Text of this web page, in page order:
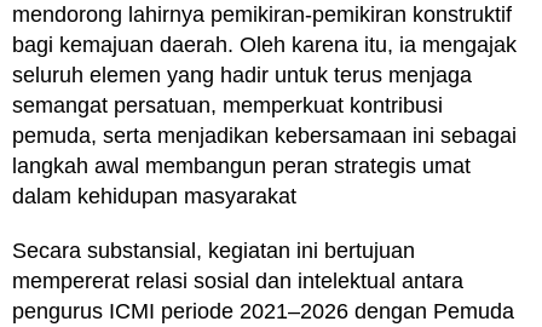
mendorong lahirnya pemikiran-pemikiran konstruktif
bagi kemajuan daerah. Oleh karena itu, ia mengajak
seluruh elemen yang hadir untuk terus menjaga
semangat persatuan, memperkuat kontribusi
pemuda, serta menjadikan kebersamaan ini sebagai
langkah awal membangun peran strategis umat
dalam kehidupan masyarakat
Secara substansial, kegiatan ini bertujuan
mempererat relasi sosial dan intelektual antara
pengurus ICMI periode 2021–2026 dengan Pemuda